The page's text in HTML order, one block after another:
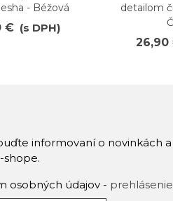
- Béžová
€ (s DPH)
detailom
26,90
informovaní o novinkách
shope.
osobných údajov - prehlásenie